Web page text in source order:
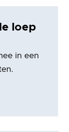
loep
in een